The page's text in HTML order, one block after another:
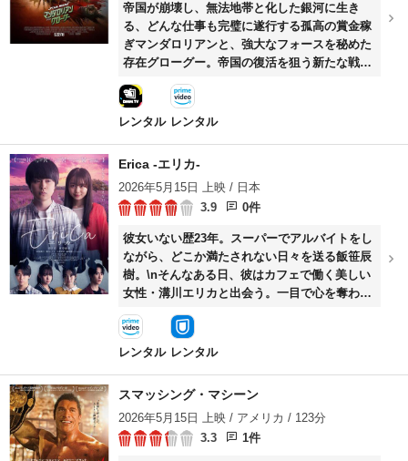
ンシー公演の模様やリハーサル、記者会⾒を中
⼼に、同じく70年と72年に⾏われた全⽶ツアー
の様⼦やグレースランドでのホームビデオ映像
などを織り交ぜながら、エルヴィスの⼈⽣語り
は続いていく。\n「僕が歌⼿になったわけを話
そう 僕⾃⾝が語るのは初めてだ」
帝国が崩壊し、無法地帯と化した銀河に生き
る、どんな仕事も完璧に遂行する孤高の賞金稼
ぎマンダロリアンと、強大なフォースを秘めた
存在グローグー。帝国の復活を狙う新たな戦争
を阻止する最後の希望は、父子を超えた絆で結
ばれたこの二人に託された…。
レンタル レンタル
Erica -エリカ-
2026年5月15日 上映 / 日本
3.9
0件
彼女いない歴23年。スーパーでアルバイトをし
ながら、どこか満たされない日々を送る飯笹辰
樹。\nそんなある日、彼はカフェで働く美しい
女性・溝川エリカと出会う。一目で心を奪われ
た辰樹は、足しげく店に通ううちに、少しずつ
彼女と言葉を交わすようになっていく。\nやが
て距離を縮めていく二人。しかしエリカは、同
は、いつしか「自分が彼女を守りたい」と強く
願うようになる。\nある夜、エリカの自宅を訪
れた辰樹は、家の中から聞こえる悲鳴に導かれ
レンタル レンタル
スマッシング・マシーン
2026年5月15日 上映 / アメリカ / 123分
3.3
1件